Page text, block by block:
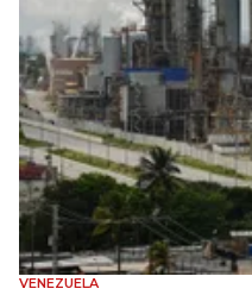
VENEZUELA